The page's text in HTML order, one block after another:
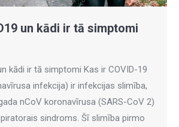
un kādi ir tā simptomi
kādi ir tā simptomi Kas ir COVID-19
infekcija) ir infekcijas slimība,
nCoV koronavīrusa (SARS-CoV 2)
sindroms. Šī slimība pirmo